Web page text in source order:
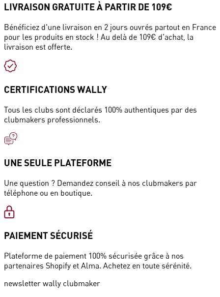
LIVRAISON GRATUITE À PARTIR DE 109€
Bénéficiez d'une livraison en 2 jours ouvrés partout en France
pour les produits en stock ! Au delà de 109€ d'achat, la
livraison est offerte.
CERTIFICATIONS WALLY
Tous les clubs sont déclarés 100% authentiques par des
clubmakers professionnels.
UNE SEULE PLATEFORME
Une question ? Demandez conseil à nos clubmakers par
téléphone ou en boutique.
PAIEMENT SÉCURISÉ
Plateforme de paiement 100% sécurisée grâce à nos
partenaires Shopify et Alma. Achetez en toute sérénité.
newsletter wally clubmaker